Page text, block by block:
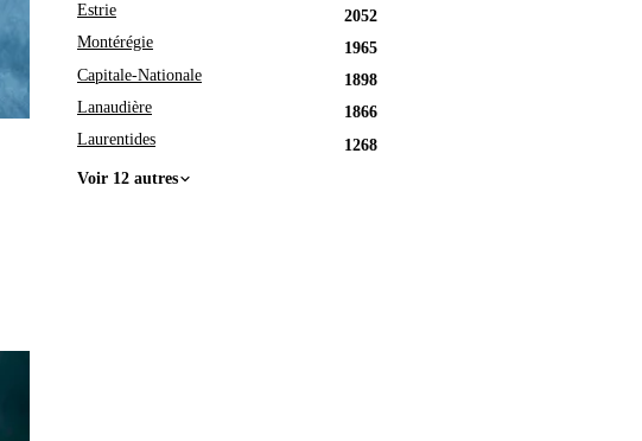
Estrie
2052
Montérégie
1965
Capitale-Nationale
1898
Lanaudière
1866
Laurentides
1268
Voir 12 autres